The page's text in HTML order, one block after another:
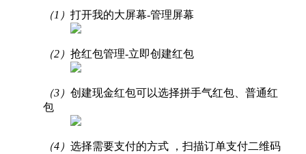
（1） 打开我的大屏幕-管理屏幕
（2） 抢红包管理-立即创建红包
（3） 创建现金红包可以选择拼手气红包、普通红
包
（4） 选择需要支付的方式 ，扫描订单支付二维码